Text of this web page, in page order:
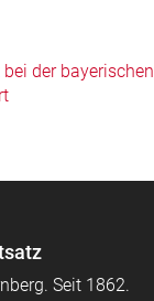
der bayerischen
Seit 1862.